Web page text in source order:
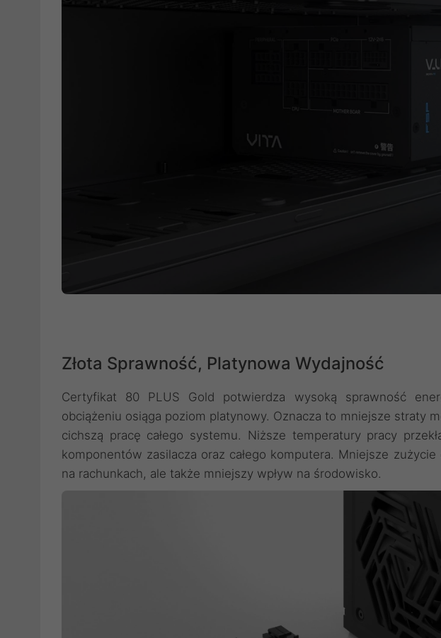
Złota Sprawność, Platynowa Wydajność
Certyfikat 80 PLUS Gold potwierdza wysoką sprawność
obciążeniu osiąga poziom platynowy. Oznacza to mniejsze straty
cichszą pracę całego systemu. Niższe temperatury pracy
komponentów zasilacza oraz całego komputera. Mniejsze
na rachunkach, ale także mniejszy wpływ na środowisko.